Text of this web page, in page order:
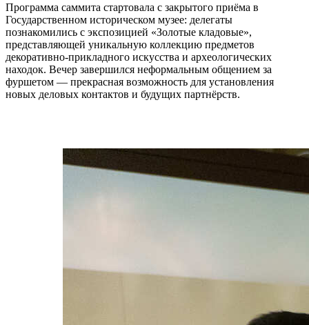
Программа саммита стартовала с закрытого приёма в
Государственном историческом музее: делегаты
познакомились с экспозицией «Золотые кладовые»,
представляющей уникальную коллекцию предметов
декоративно-прикладного искусства и археологических
находок. Вечер завершился неформальным общением за
фуршетом — прекрасная возможность для установления
новых деловых контактов и будущих партнёрств.